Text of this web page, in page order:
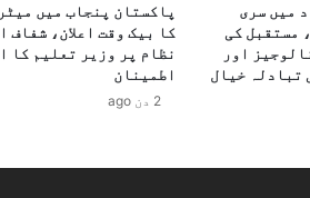
میں سری
مستقبل کی
اور
تبادلہ خیال
پاکستان پنجاب میں
کا بیک وقت اعلان، شفاف
نظام پر وزیر تعلیم کا
اطمینان
2 دن ago